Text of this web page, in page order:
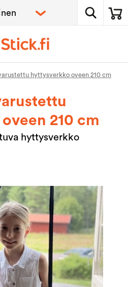
hyttysverkko oveen 210 cm
210 cm
hyttysverkko